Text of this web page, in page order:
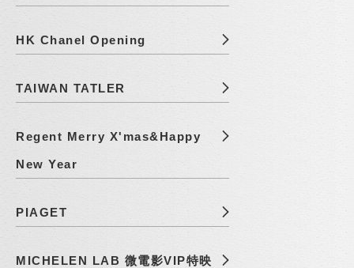
HK Chanel Opening
TAIWAN TATLER
Regent Merry X'mas&Happy
New Year
PIAGET
MICHELEN LAB 微電影VIP特映